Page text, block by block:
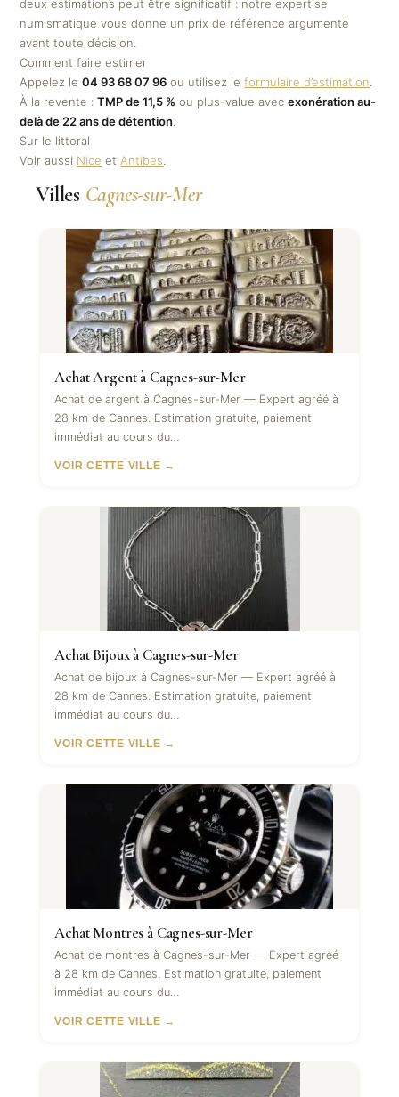
deux estimations peut être significatif : notre expertise
numismatique vous donne un prix de référence argumenté
avant toute décision.
Comment faire estimer
Appelez le04 93 68 07 96 ou utilisez leformulaire d’estimation.
À la revente :TMP de 11,5 % ou plus-value avecexonération au-
delà de 22 ans de détention.
Sur le littoral
Voir aussi Nice etAntibes.
Villes Cagnes-sur-Mer
Achat Argent à Cagnes-sur-Mer
Achat de argent à Cagnes-sur-Mer — Expert agréé à
28 km de Cannes. Estimation gratuite, paiement
immédiat au cours du…
VOIR CETTE VILLE →
Achat Bijoux à Cagnes-sur-Mer
Achat de bijoux à Cagnes-sur-Mer — Expert agréé à
28 km de Cannes. Estimation gratuite, paiement
immédiat au cours du…
VOIR CETTE VILLE →
Achat Montres à Cagnes-sur-Mer
Achat de montres à Cagnes-sur-Mer — Expert agréé
à 28 km de Cannes. Estimation gratuite, paiement
immédiat au cours du…
VOIR CETTE VILLE →